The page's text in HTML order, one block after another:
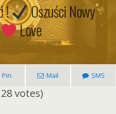
!
Oszuści Nowy
Love
Pin Mail SMS
votes)